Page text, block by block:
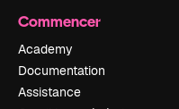
Commencer
Academy
Documentation
Assistance